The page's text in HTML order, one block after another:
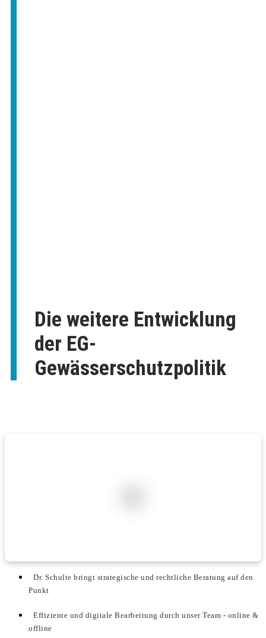
Die weitere Entwicklung
der EG-
Gewässerschutzpolitik
Dr. Schulte bringt strategische und rechtliche Beratung auf den
Punkt
Effiziente und digitale Bearbeitung durch unser Team - online &
offline